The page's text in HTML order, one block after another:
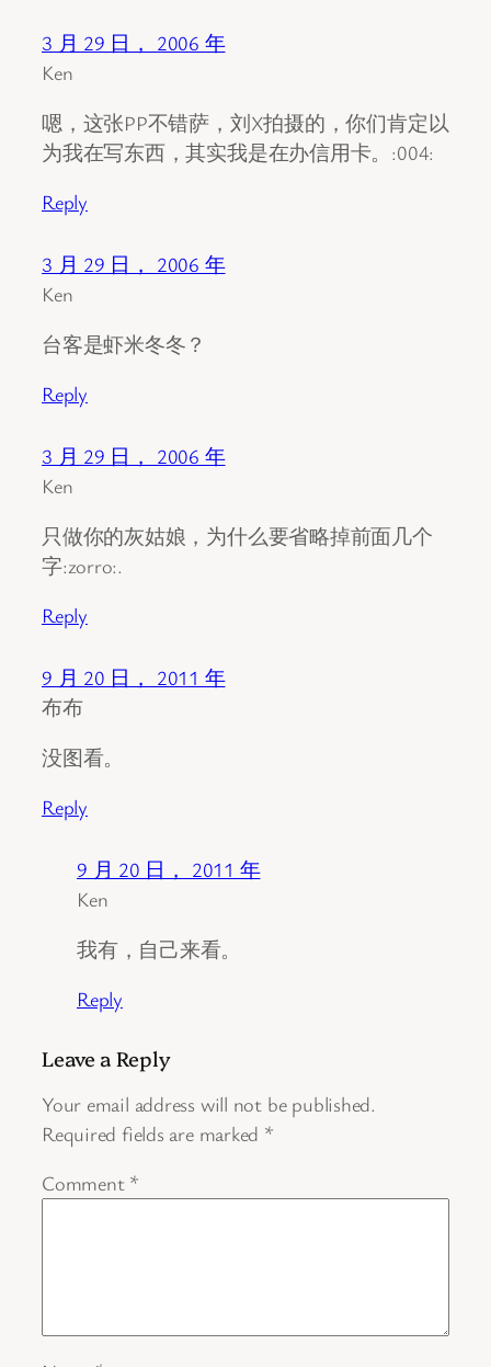
3 月 29 日， 2006 年
Ken
嗯，这张PP不错萨，刘X拍摄的，你们肯定以
为我在写东西，其实我是在办信用卡。:004:
Reply
3 月 29 日， 2006 年
Ken
台客是虾米冬冬？
Reply
3 月 29 日， 2006 年
Ken
只做你的灰姑娘，为什么要省略掉前面几个
字:zorro:.
Reply
9 月 20 日， 2011 年
布布
没图看。
Reply
9 月 20 日， 2011 年
Ken
我有，自己来看。
Reply
Leave a Reply
Your email address will not be published.
Required fields are marked *
Comment *